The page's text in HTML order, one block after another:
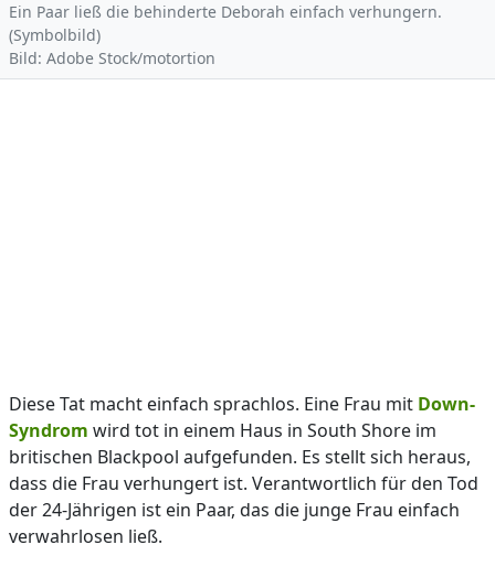
Ein Paar ließ die behinderte Deborah einfach verhungern.
(Symbolbild)
Bild: Adobe Stock/motortion
Diese Tat macht einfach sprachlos. Eine Frau mit Down-
Syndrom wird tot in einem Haus in South Shore im
britischen Blackpool aufgefunden. Es stellt sich heraus,
dass die Frau verhungert ist. Verantwortlich für den Tod
der 24-Jährigen ist ein Paar, das die junge Frau einfach
verwahrlosen ließ.